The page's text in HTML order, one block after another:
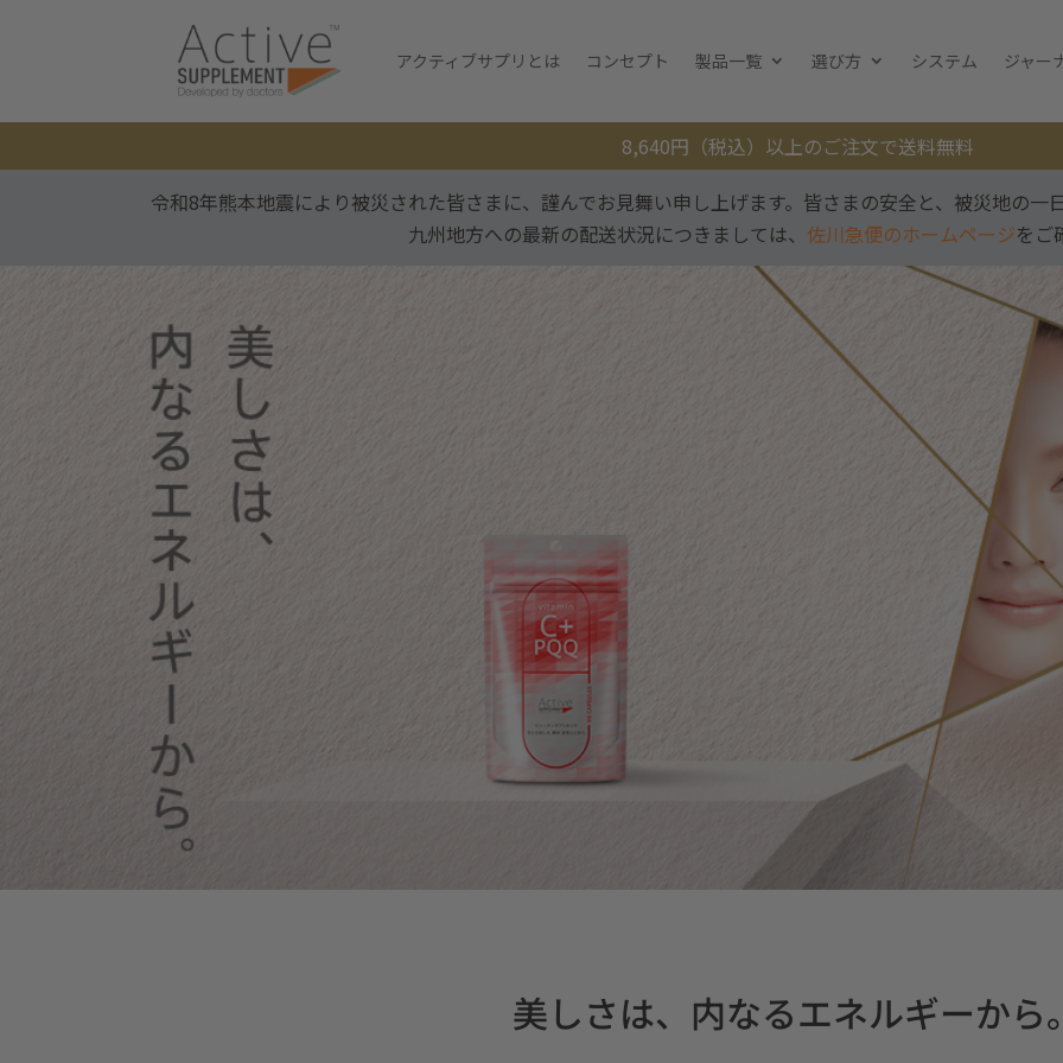
アクティブサプリとは コンセプト 製品一覧 選び方 システム ジャー
8,640円（税込）以上のご注文で送料無料
令和8年熊本地震により被災された皆さまに、謹んでお見舞い申し上げます。皆さまの安全と、被災地の一
九州地方への最新の配送状況につきましては、 佐川急便のホームページをご
美しさは、内なるエネルギーから